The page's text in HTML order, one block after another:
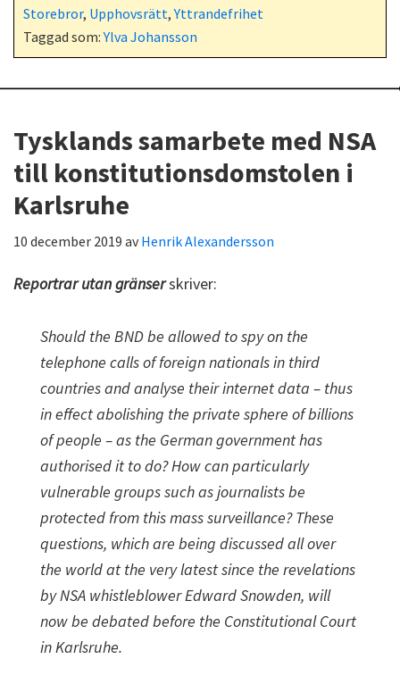
Storebror, Upphovsrätt,Yttrandefrihet
Taggad som:Ylva Johansson
Tysklands samarbete med NSA
till konstitutionsdomstolen i
Karlsruhe
10 december 2019 avHenrik Alexandersson
Reportrar utan gränserskriver:
Should the BND be allowed to spy on the
telephone calls of foreign nationals in third
countries and analyse their internet data – thus
in effect abolishing the private sphere of billions
of people – as the German government has
authorised it to do? How can particularly
vulnerable groups such as journalists be
protected from this mass surveillance? These
questions, which are being discussed all over
the world at the very latest since the revelations
by NSA whistleblower Edward Snowden, will
now be debated before the Constitutional Court
in Karlsruhe.